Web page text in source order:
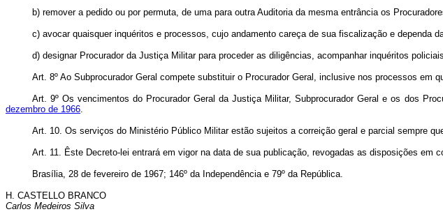
b) remover a pedido ou por permuta, de uma para outra Auditoria da mesma entrância os
c) avocar quaisquer inquéritos e processos, cujo andamento careça de sua fiscalização e dependa
d) designar Procurador da Justiça Militar para proceder as diligências, acompanhar inquéritos
Art. 8º Ao Subprocurador Geral compete substituir o Procurador Geral, inclusive nos processos em
Art. 9º Os vencimentos do Procurador Geral da Justiça Militar, Subprocurador Geral e os dos
dezembro de 1966.
Art. 10. Os serviços do Ministério Público Militar estão sujeitos a correição geral e parcial sempre
Art. 11. Êste Decreto-lei entrará em vigor na data de sua publicação, revogadas as disposições em
Brasília, 28 de fevereiro de 1967; 146º da Independência e 79º da República.
H. CASTELLO BRANCO
Carlos Medeiros Silva